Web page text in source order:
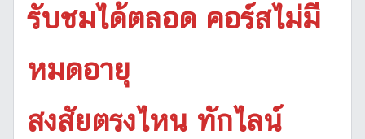
รับชมได้ตลอด คอร์สไม่มี
หมดอายุ
สงสัยตรงไหน ทักไลน์